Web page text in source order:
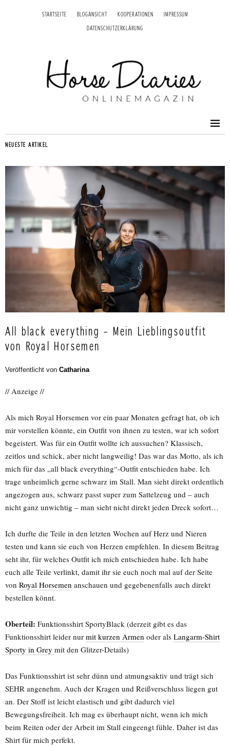
STARTSEITE BLOGANSICHT KOOPERATIONEN IMPRESSUM
DATENSCHUTZERKLÄRUNG
NEUESTE ARTIKEL
All black everything – Mein Lieblingsoutfit
von Royal Horsemen
Veröffentlicht von Catharina
// Anzeige //
Als mich Royal Horsemen vor ein paar Monaten gefragt hat, ob ich
mir vorstellen könnte, ein Outfit von ihnen zu testen, war ich sofort
begeistert. Was für ein Outfit wollte ich aussuchen? Klassisch,
zeitlos und schick, aber nicht langweilig! Das war das Motto, als ich
mich für das „all black everything“-Outfit entschieden habe. Ich
trage unheimlich gerne schwarz im Stall. Man sieht direkt ordentlich
angezogen aus, schwarz passt super zum Sattelzeug und – auch
nicht ganz unwichtig – man sieht nicht direkt jeden Dreck sofort…
Ich durfte die Teile in den letzten Wochen auf Herz und Nieren
testen und kann sie euch von Herzen empfehlen. In diesem Beitrag
seht ihr, für welches Outfit ich mich entschieden habe. Ich habe
euch alle Teile verlinkt, damit ihr sie euch noch mal auf der Seite
von Royal Horsemen anschauen und gegebenenfalls auch direkt
bestellen könnt.
Oberteil: Funktionsshirt SportyBlack (derzeit gibt es das
Funktionsshirt leider nur mit kurzen Armen oder als Langarm-Shirt
Sporty in Grey mit den Glitzer-Details)
Das Funktionsshirt ist sehr dünn und atmungsaktiv und trägt sich
SEHR angenehm. Auch der Kragen und Reißverschluss liegen gut
an. Der Stoff ist leicht elastisch und gibt dadurch viel
Bewegungsfreiheit. Ich mag es überhaupt nicht, wenn ich mich
beim Reiten oder der Arbeit im Stall eingeengt fühle. Daher ist das
Shirt für mich perfekt.